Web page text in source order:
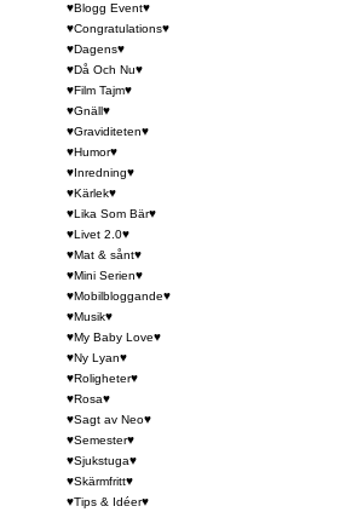
♥Blogg Event♥
♥Congratulations♥
♥Dagens♥
♥Då Och Nu♥
♥Film Tajm♥
♥Gnäll♥
♥Graviditeten♥
♥Humor♥
♥Inredning♥
♥Kärlek♥
♥Lika Som Bär♥
♥Livet 2.0♥
♥Mat & sånt♥
♥Mini Serien♥
♥Mobilbloggande♥
♥Musik♥
♥My Baby Love♥
♥Ny Lyan♥
♥Roligheter♥
♥Rosa♥
♥Sagt av Neo♥
♥Semester♥
♥Sjukstuga♥
♥Skärmfritt♥
♥Tips & Idéer♥